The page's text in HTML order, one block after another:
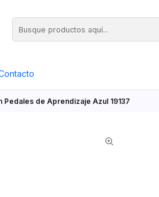
Pedales de Aprendizaje Azul 19137